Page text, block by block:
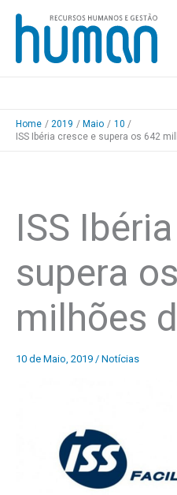
Skip
content
Home 2019 Maio
10
ISS Ibéria cresce e supera os 642
ISS
supera
milhões
10 de Maio, 2019 / Notícias